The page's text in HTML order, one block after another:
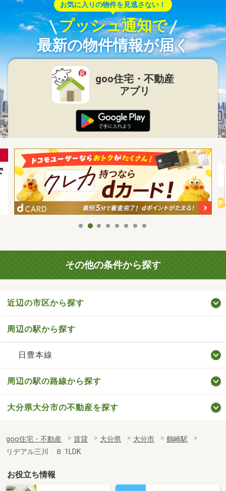
お気に入りの物件を見逃さない！
プッシュ通知で
最新の物件情報が届く
goo住宅・不動産
アプリ
その他の条件から探す
近辺の市区から探す
周辺の駅から探す
日豊本線
周辺の駅の路線から探す
大分県大分市の不動産を探す
goo住宅・不動産 賃貸 大分県 大分市
鶴崎駅
リデアル三川 Ｂ 1LDK
お役立ち情報